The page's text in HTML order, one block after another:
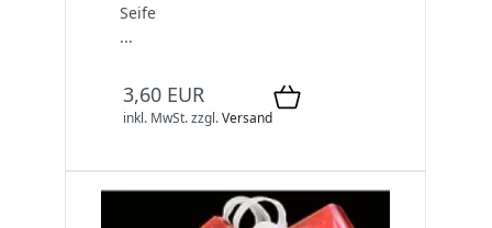
Seife
...
3,60 EUR
inkl. MwSt.zzgl.Versand